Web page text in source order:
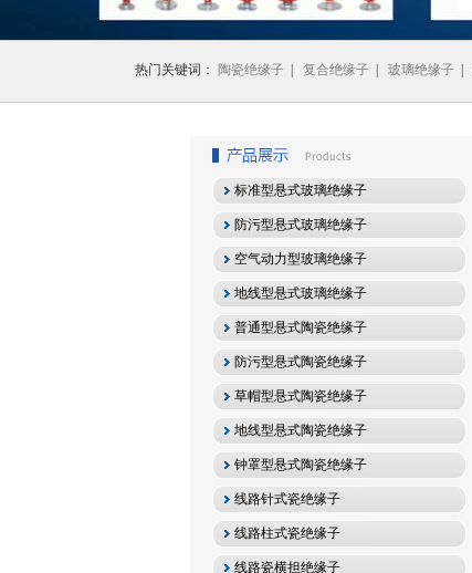
热门关键词： 陶瓷绝缘子 复合绝缘子 玻璃绝缘子
标准型悬式玻璃绝缘子
防污型悬式玻璃绝缘子
空气动力型玻璃绝缘子
地线型悬式玻璃绝缘子
普通型悬式陶瓷绝缘子
防污型悬式陶瓷绝缘子
草帽型悬式陶瓷绝缘子
地线型悬式陶瓷绝缘子
钟罩型悬式陶瓷绝缘子
线路针式瓷绝缘子
线路柱式瓷绝缘子
线路瓷横担绝缘子